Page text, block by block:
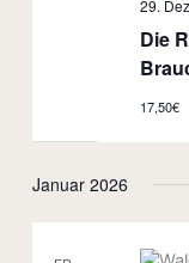
Die
29.
17,50€
Januar 2026